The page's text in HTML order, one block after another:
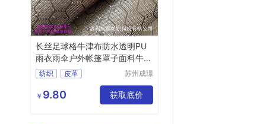
长丝足球格牛津布防水透明PU
雨衣雨伞户外帐篷罩子面料牛津
布纺织
皮革
涤纶面料
苏州成璟
有限公司
￥ 9.80 获取底价